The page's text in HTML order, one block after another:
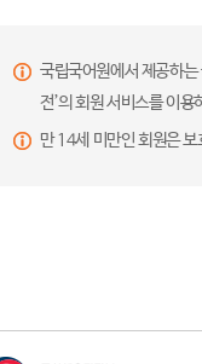
국립국어원에서 제공하
전’의 회원 서비스를 이용
만 14세 미만인 회원은